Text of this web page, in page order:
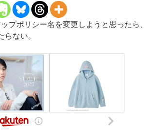
プポリシー名を変更しようと思ったら、
ない。